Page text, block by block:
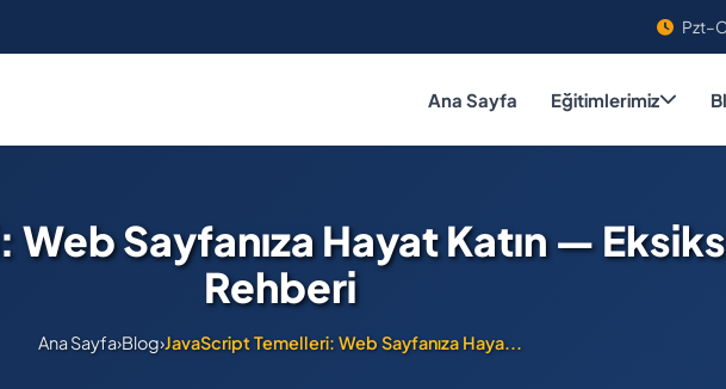
Ana Sayfa Eğitimlerimiz
Sayfanıza Hayat Katın —
Rehberi
Ana Sayfa›Blog›JavaScript Temelleri: Web Sayfanıza Haya...